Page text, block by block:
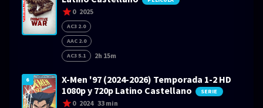
0 2025
AC3 2.0
AAC 2.0
AC3 5.1
2h 15m
6
X-Men '97 (2024-2026) Temporada 1-2 HD
1080p y 720p Latino Castellano
SERIE
0 2024 33 min